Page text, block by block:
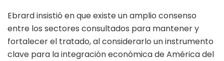
Ebrard insistió en que existe un amplio consenso
entre los sectores consultados para mantener y
fortalecer el tratado, al considerarlo un instrumento
clave para la integración económica de América del